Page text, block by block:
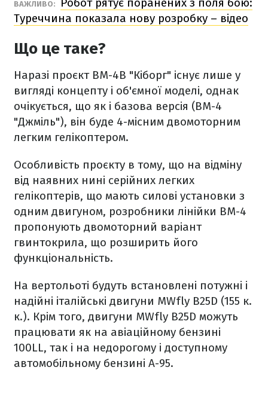
ВАЖЛИВО:
Туреччина показала нову розробку – відео
Що це таке?
Наразі проєкт ВМ-4В "Кіборг" існує лише у
вигляді концепту і об'ємної моделі, однак
очікується, що як і базова версія (ВМ-4
"Джміль"), він буде 4-місним двомоторним
легким гелікоптером.
Особливість проєкту в тому, що на відміну
від наявних нині серійних легких
гелікоптерів, що мають силові установки з
одним двигуном, розробники лінійки ВМ-4
пропонують двомоторний варіант
гвинтокрила, що розширить його
функціональність.
На вертольоті будуть встановлені потужні і
надійні італійські двигуни MWfly B25D (155 к.
к.). Крім того, двигуни MWfly B25D можуть
працювати як на авіаційному бензині
100LL, так і на недорогому і доступному
автомобільному бензині А-95.